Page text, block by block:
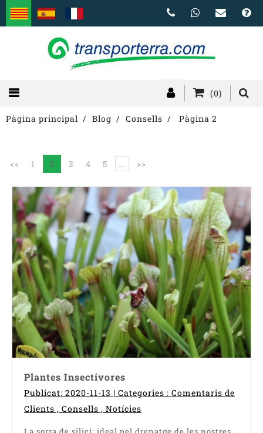
(0)
Pàgina principal Blog Consells Pàgina 2
<< 1 2 3 4 5 ... >>
Plantes Insectívores
Publicat: 2020-11-13 | Categories : Comentaris de
Clients , Consells , Notícies